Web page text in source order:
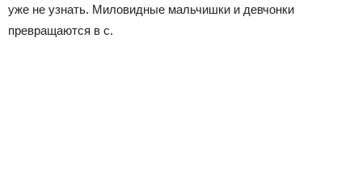
уже не узнать. Миловидные мальчишки и девчонки
превращаются в с.